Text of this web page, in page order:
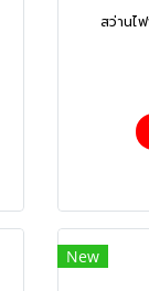
สว่านไ
New